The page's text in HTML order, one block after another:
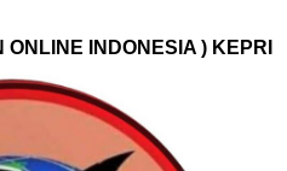
ONLINE INDONESIA ) KEPRI